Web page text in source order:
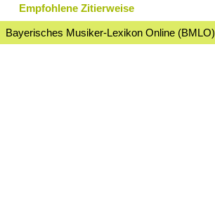
Empfohlene Zitierweise
Bayerisches Musiker-Lexikon Online (BMLO)